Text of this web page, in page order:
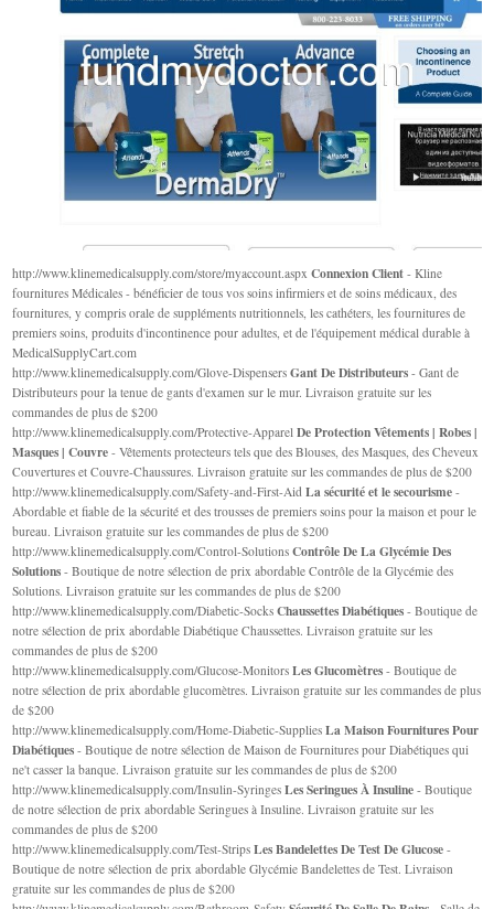
http://www.klinemedicalsupply.com/store/myaccount.aspxConnexion Client - Kline
fournitures Médicales - bénéficier de tous vos soins infirmiers et de soins médicaux, des
fournitures, y compris orale de suppléments nutritionnels, les cathéters, les fournitures de
premiers soins, produits d'incontinence pour adultes, et de l'équipement médical durable à
MedicalSupplyCart.com
http://www.klinemedicalsupply.com/Glove-DispensersGant De Distributeurs - Gant de
Distributeurs pour la tenue de gants d'examen sur le mur. Livraison gratuite sur les
commandes de plus de $200
http://www.klinemedicalsupply.com/Protective-ApparelDe Protection Vêtements | Robes |
Masques | Couvre - Vêtements protecteurs tels que des Blouses, des Masques, des Cheveux
Couvertures et Couvre-Chaussures. Livraison gratuite sur les commandes de plus de $200
http://www.klinemedicalsupply.com/Safety-and-First-AidLa sécurité et le secourisme -
Abordable et fiable de la sécurité et des trousses de premiers soins pour la maison et pour le
bureau. Livraison gratuite sur les commandes de plus de $200
http://www.klinemedicalsupply.com/Control-SolutionsContrôle De La Glycémie Des
Solutions - Boutique de notre sélection de prix abordable Contrôle de la Glycémie des
Solutions. Livraison gratuite sur les commandes de plus de $200
http://www.klinemedicalsupply.com/Diabetic-SocksChaussettes Diabétiques - Boutique de
notre sélection de prix abordable Diabétique Chaussettes. Livraison gratuite sur les
commandes de plus de $200
http://www.klinemedicalsupply.com/Glucose-MonitorsLes Glucomètres - Boutique de
notre sélection de prix abordable glucomètres. Livraison gratuite sur les commandes de plus
de $200
http://www.klinemedicalsupply.com/Home-Diabetic-SuppliesLa Maison Fournitures Pour
Diabétiques - Boutique de notre sélection de Maison de Fournitures pour Diabétiques qui
ne't casser la banque. Livraison gratuite sur les commandes de plus de $200
http://www.klinemedicalsupply.com/Insulin-SyringesLes Seringues À Insuline - Boutique
de notre sélection de prix abordable Seringues à Insuline. Livraison gratuite sur les
commandes de plus de $200
http://www.klinemedicalsupply.com/Test-StripsLes Bandelettes De Test De Glucose -
Boutique de notre sélection de prix abordable Glycémie Bandelettes de Test. Livraison
gratuite sur les commandes de plus de $200